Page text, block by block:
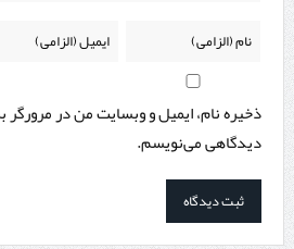
ذخیره نام، ایمیل و وبسایت من در مرورگر
دیدگاهی می‌نویسم.